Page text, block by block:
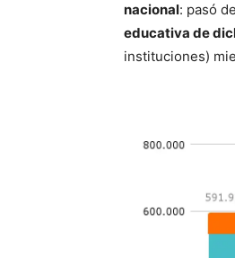
nacional: pasó
educativa de
instituciones)